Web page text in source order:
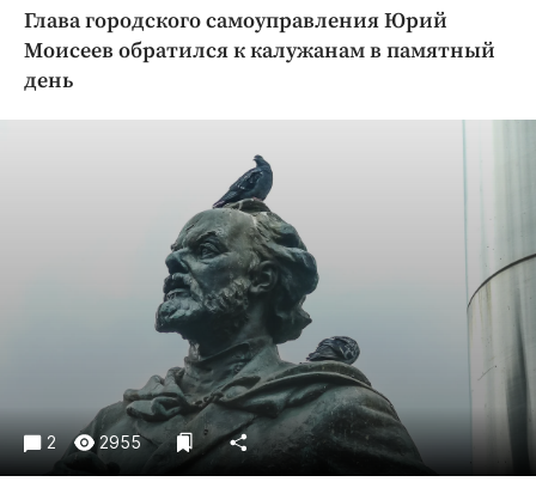
Культура
Недвижимость и ЖКХ
Происшествия
Экономика и бизнес
ПРОЕКТЫ
Блоги
Издания
Глава городского самоуправления Юрий
Моисеев обратился к калужанам в памятный
день
2 2955